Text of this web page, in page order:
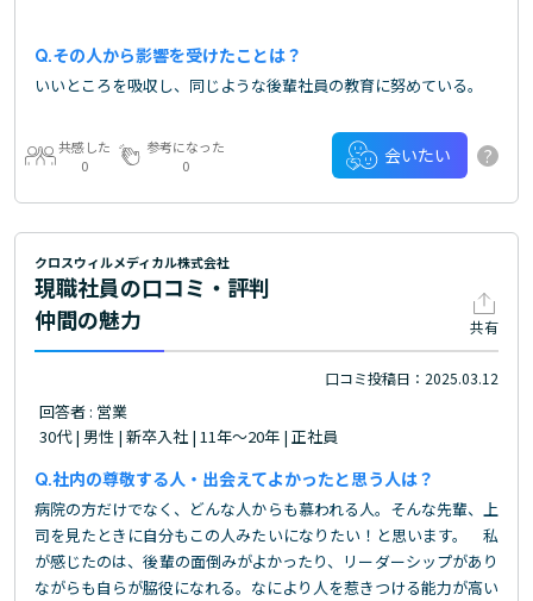
その人から影響を受けたことは？
いいところを吸収し、同じような後輩社員の教育に努めている。
共感した
0
参考になった
0
会いたい ?
クロスウィルメディカル株式会社
現職社員の口コミ・評判
仲間の魅力
共有
口コミ投稿日：2025.03.12
回答者 : 営業
30代 | 男性 | 新卒入社 | 11年～20年 | 正社員
社内の尊敬する人・出会えてよかったと思う人は？
病院の方だけでなく、どんな人からも慕われる人。そんな先輩、上
司を見たときに自分もこの人みたいになりたい！と思います。 私
が感じたのは、後輩の面倒みがよかったり、リーダーシップがあり
ながらも自らが脇役になれる。なにより人を惹きつける能力が高い